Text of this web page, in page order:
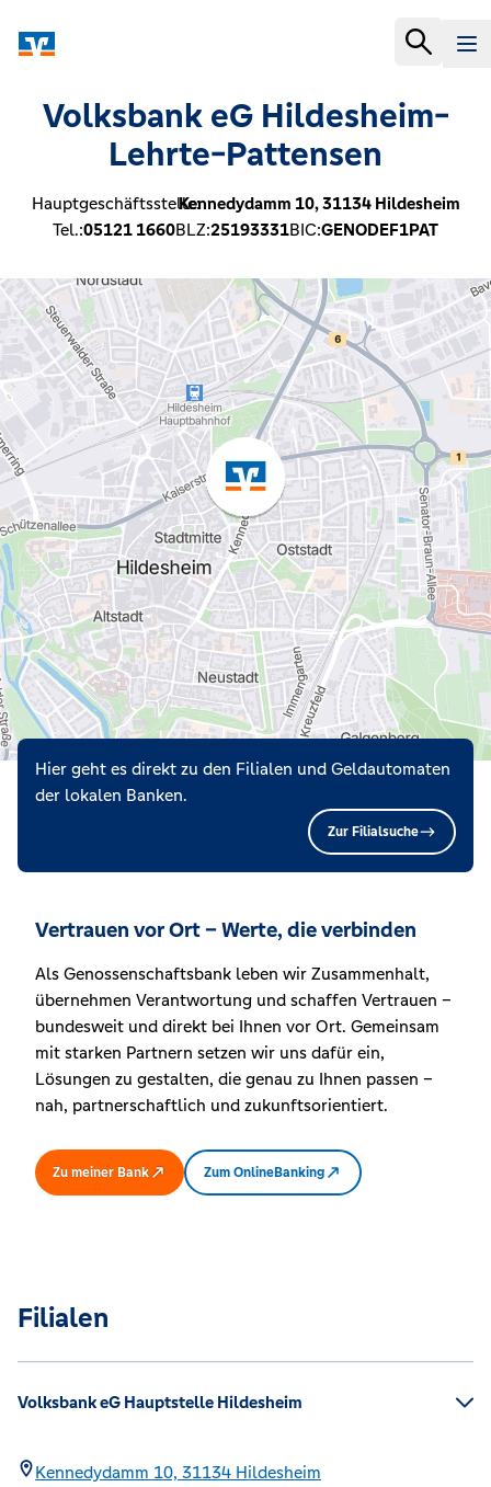
Volksbank eG Hildesheim-
Lehrte-Pattensen
Hauptgeschäftsstelle:Kennedydamm 10,31134 Hildesheim
Tel.:05121 1660BLZ:25193331BIC:GENODEF1PAT
Hier geht es direkt zu den Filialen und Geldautomaten
der lokalen Banken.
Zur Filialsuche
Vertrauen vor Ort – Werte, die verbinden
Als Genossenschaftsbank leben wir Zusammenhalt,
übernehmen Verantwortung und schaffen Vertrauen –
bundesweit und direkt bei Ihnen vor Ort. Gemeinsam
mit starken Partnern setzen wir uns dafür ein,
Lösungen zu gestalten, die genau zu Ihnen passen –
nah, partnerschaftlich und zukunftsorientiert.
Zu meiner Bank Zum OnlineBanking
Filialen
Volksbank eG Hauptstelle Hildesheim
Kennedydamm 10, 31134 Hildesheim